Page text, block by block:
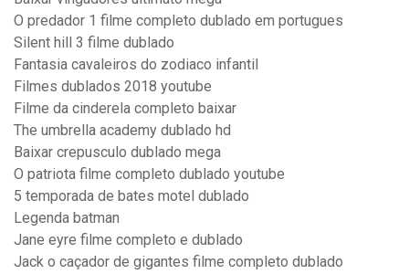
O predador 1 filme completo dublado em portugues
Silent hill 3 filme dublado
Fantasia cavaleiros do zodiaco infantil
Filmes dublados 2018 youtube
Filme da cinderela completo baixar
The umbrella academy dublado hd
Baixar crepusculo dublado mega
O patriota filme completo dublado youtube
5 temporada de bates motel dublado
Legenda batman
Jane eyre filme completo e dublado
Jack o caçador de gigantes filme completo dublado